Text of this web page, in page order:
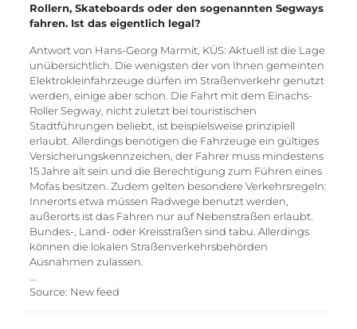
Rollern, Skateboards oder den sogenannten Segways
fahren. Ist das eigentlich legal?
Antwort von Hans-Georg Marmit, KÜS: Aktuell ist die Lage
unübersichtlich. Die wenigsten der von Ihnen gemeinten
Elektrokleinfahrzeuge dürfen im Straßenverkehr genutzt
werden, einige aber schon. Die Fahrt mit dem Einachs-
Roller Segway, nicht zuletzt bei touristischen
Stadtführungen beliebt, ist beispielsweise prinzipiell
erlaubt. Allerdings benötigen die Fahrzeuge ein gültiges
Versicherungskennzeichen, der Fahrer muss mindestens
15 Jahre alt sein und die Berechtigung zum Führen eines
Mofas besitzen. Zudem gelten besondere Verkehrsregeln:
Innerorts etwa müssen Radwege benutzt werden,
außerorts ist das Fahren nur auf Nebenstraßen erlaubt.
Bundes-, Land- oder Kreisstraßen sind tabu. Allerdings
können die lokalen Straßenverkehrsbehörden
Ausnahmen zulassen.
Source: New feed